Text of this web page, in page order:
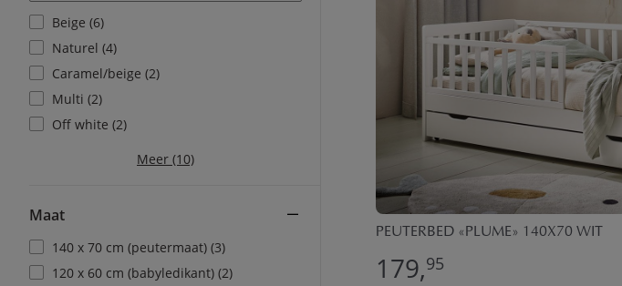
Beige (6)
Naturel (4)
Caramel/beige (2)
Multi (2)
Off white (2)
Meer (10)
Maat
140 x 70 cm (peutermaat) (3)
120 x 60 cm (babyledikant) (2)
PEUTERBED «PLUME» 140X70 WIT
179,95